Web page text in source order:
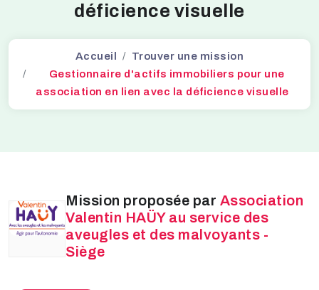
déficience visuelle
Accueil
Trouver une mission
Gestionnaire d'actifs immobiliers pour une
association en lien avec la déficience visuelle
Mission proposée par Association
Valentin HAÜY au service des
aveugles et des malvoyants -
Siège